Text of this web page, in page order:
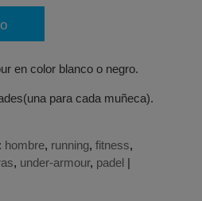
en color blanco o negro.
para cada muñeca).
hombre running fitness
under-armour padel |